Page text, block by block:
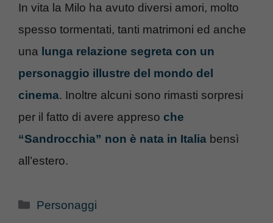
In vita la Milo ha avuto diversi amori, molto
spesso tormentati, tanti matrimoni ed anche
una lunga relazione segreta con un
personaggio illustre del mondo del
cinema. Inoltre alcuni sono rimasti sorpresi
per il fatto di avere appreso che
“Sandrocchia” non è nata in Italia bensì
all’estero.
Categorie
Personaggi